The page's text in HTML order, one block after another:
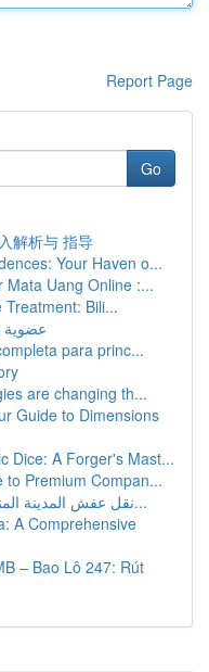
Report Page
Go
解析与 指导
Your Haven o...
Mata Uang Online :...
Treatment: Bili...
عضوية
para princ...
are changing th...
Guide to Dimensions
Dice: A Forger's Mast...
to Premium Compan...
نقل عفش المدينة المنورة: دليل شامل للخدمات والأ...
A Comprehensive
– Bao Lô 247: Rút